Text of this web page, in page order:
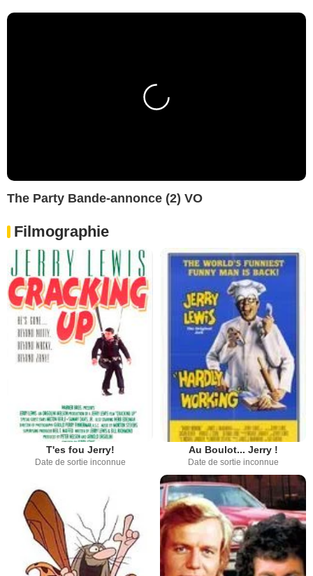
The Party Bande-annonce (2) VO
Filmographie
T'es fou Jerry!
Date de sortie inconnue
Au Boulot... Jerry !
Date de sortie inconnue